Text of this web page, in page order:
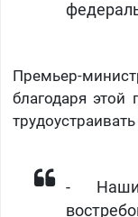
Премьер-
благодаря этой
- Наши